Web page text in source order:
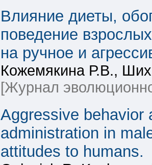
Влияние диеты,
поведение
на ручное и
Кожемякина Р.В.,
[Журнал
Aggressive behavior
administration in
attitudes to humans.